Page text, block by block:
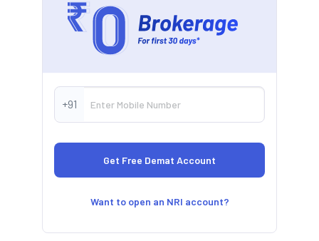
+91
Want to open an NRI account?